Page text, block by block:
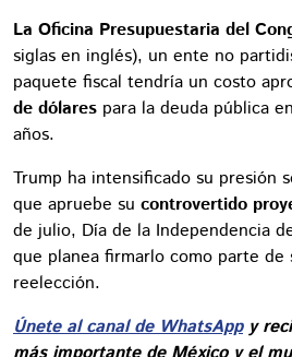
La Oficina Presupuestaria del
siglas en inglés), un ente no
paquete fiscal tendría un costo
de dólares para la deuda pública
años.
Trump ha intensificado su presión
que apruebe su controvertido
de julio, Día de la Independencia
que planea firmarlo como parte de
reelección.
Únete al canal de WhatsAppy